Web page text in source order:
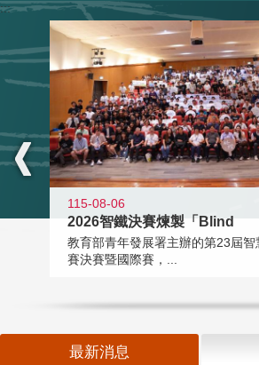
:::
115-08-06
2026智鐵決賽煉製「Blind
教育部青年發展署主辦的第23屆
賽決賽暨國際賽，...
最新消息